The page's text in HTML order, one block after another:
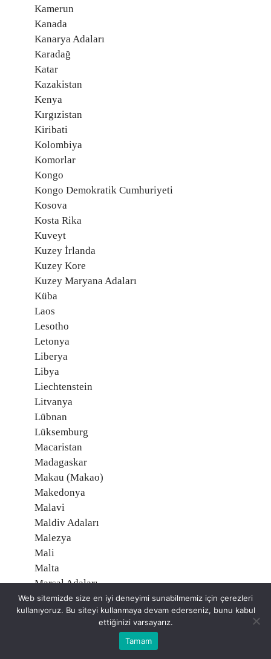
Kamerun
Kanada
Kanarya Adaları
Karadağ
Katar
Kazakistan
Kenya
Kırgızistan
Kiribati
Kolombiya
Komorlar
Kongo
Kongo Demokratik Cumhuriyeti
Kosova
Kosta Rika
Kuveyt
Kuzey İrlanda
Kuzey Kore
Kuzey Maryana Adaları
Küba
Laos
Lesotho
Letonya
Liberya
Libya
Liechtenstein
Litvanya
Lübnan
Lüksemburg
Macaristan
Madagaskar
Makau (Makao)
Makedonya
Malavi
Maldiv Adaları
Malezya
Mali
Malta
Marşal Adaları
Martinik, Fransa
Mauritius
Mayotte, Fransa
Web sitemizde size en iyi deneyimi sunabilmemiz için çerezleri
kullanıyoruz. Bu siteyi kullanmaya devam ederseniz, bunu kabul
ettiğinizi varsayarız.
Tamam